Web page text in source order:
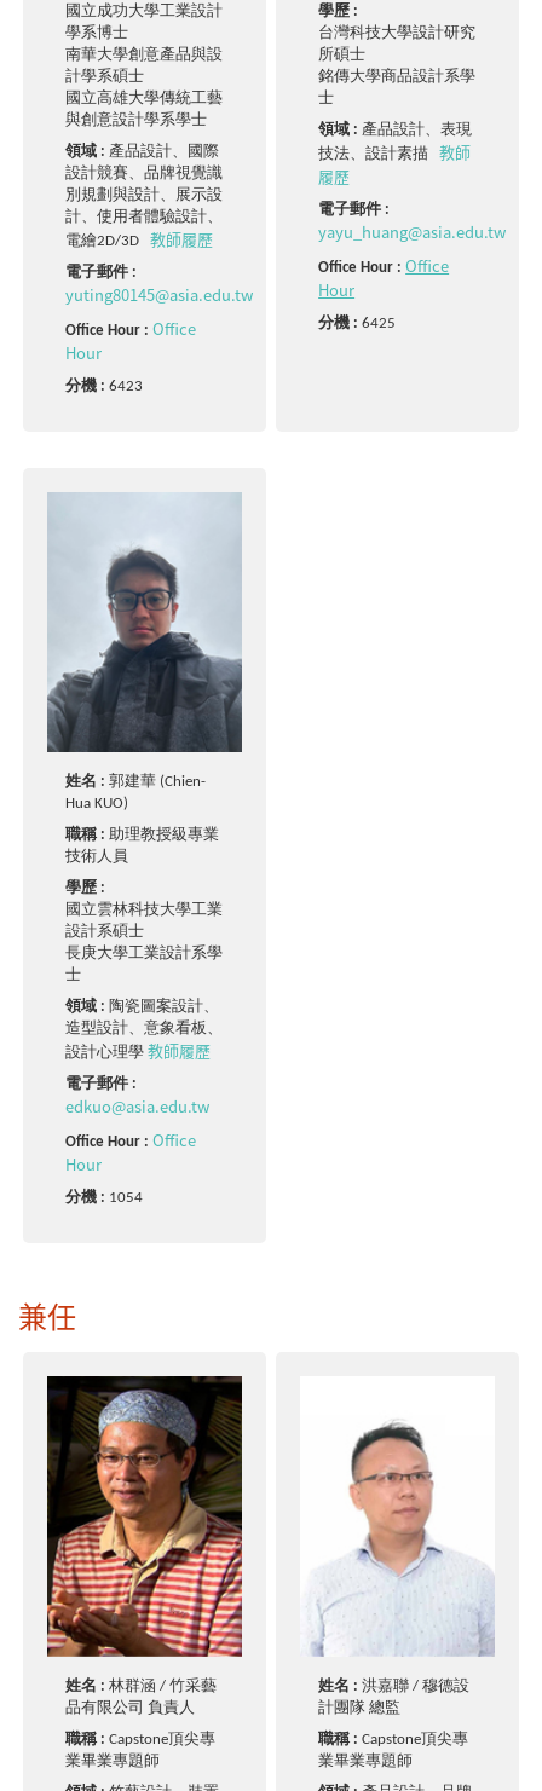
國立成功大學工業設計
學系博士
南華大學創意產品與設
計學系碩士
國立高雄大學傳統工藝
與創意設計學系學士
領域 : 產品設計、國際
設計競賽、品牌視覺識
別規劃與設計、展示設
計、使用者體驗設計、
電繪2D/3D教師履歷
電子郵件 :
yuting80145@asia.edu.tw
Office Hour :Office
Hour
分機 :6423
學歷 :
台灣科技大學設計研究
所碩士
銘傳大學商品設計系學
士
領域 : 產品設計、表現
技法、設計素描教師
履歷
電子郵件 :
yayu_huang@asia.edu.tw
Office Hour :Office
Hour
分機 :6425
姓名 :郭建華 (Chien-
Hua KUO)
職稱 : 助理教授級專業
技術人員
學歷 :
國立雲林科技大學工業
設計系碩士
長庚大學工業設計系學
士
領域 : 陶瓷圖案設計、
造型設計、意象看板、
設計心理學教師履歷
電子郵件 :
edkuo@asia.edu.tw
Office Hour :Office
Hour
分機 : 1054
兼任
姓名 :林群涵 / 竹采藝
品有限公司 負責人
職稱 :Capstone頂尖專
業畢業專題師
姓名 :洪嘉聯 / 穆德設
計團隊 總監
職稱 :Capstone頂尖專
業畢業專題師